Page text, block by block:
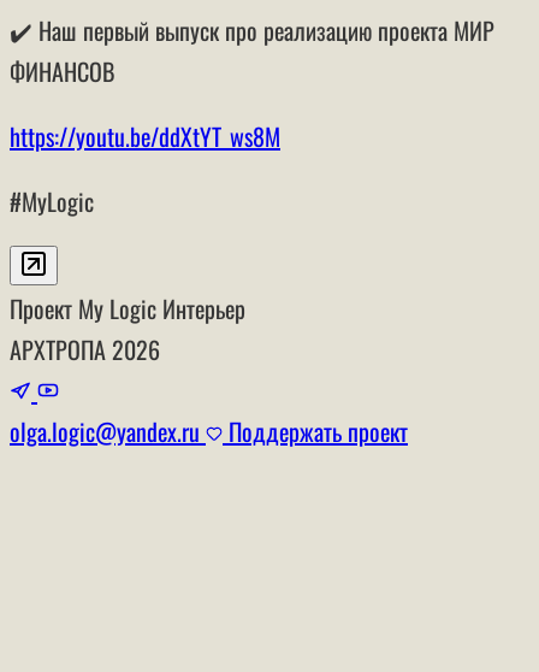
✔️ Наш первый выпуск про реализацию проекта МИР
ФИНАНСОВ
https://youtu.be/ddXtYT_ws8M
#MyLogic
Проект My Logic Интерьер
АРХТРОПА 2026
olga.logic@yandex.ru Поддержать проект